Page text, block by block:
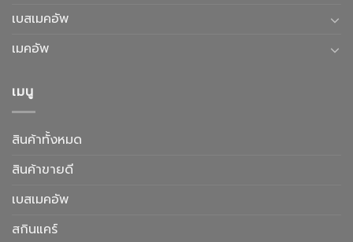
เบสเมคอัพ
เมคอัพ
เมนู
สินค้าทั้งหมด
สินค้าขายดี
เบสเมคอัพ
สกินแคร์